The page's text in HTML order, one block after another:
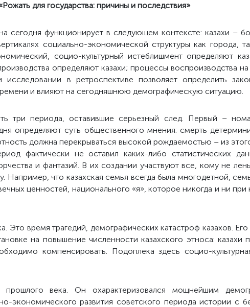
для государства: причины и последствия»
сегодня функционирует в следующем контексте: казахи –
социально-экономической структуры как города,
социо-культурный истеблишмент определяют
определяют казахи; процессы воспроизводства
в ретроспективе позволяет определить
и влияют на сегодняшнюю демографическую ситуацию.
три периода, оставившие серьезный след. Первый –
определяют суть общественного мнения: смерть
должна перекрываться высокой рождаемостью – из
фактически не оставил каких-либо статистических
и фантазий. В их создании участвуют все, кому не
Например, что казахская семья всегда была многодетной,
ценностей, национального «я», которое никогда и ни при
Это время трагедий, демографических катастроф казахов.
на повышение численности казахского этноса: казахи
компенсировать. Подоплека здесь социо-
века. Он охарактеризовался мощнейшим
экономического развития советского периода истории с